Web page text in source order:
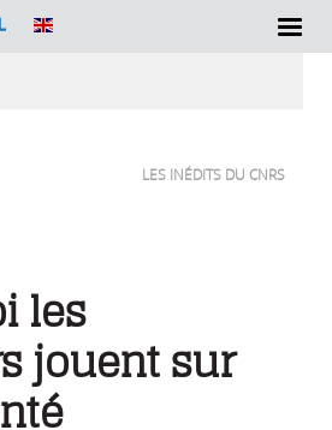
LES INÉDITS DU CNRS
les
jouent sur